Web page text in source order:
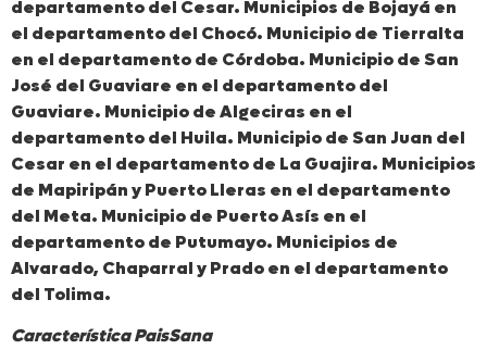
departamento del Cesar. Municipios de Bojayá en
el departamento del Chocó. Municipio de Tierralta
en el departamento de Córdoba. Municipio de San
José del Guaviare en el departamento del
Guaviare. Municipio de Algeciras en el
departamento del Huila. Municipio de San Juan del
Cesar en el departamento de La Guajira. Municipios
de Mapiripán y Puerto Lleras en el departamento
del Meta. Municipio de Puerto Asís en el
departamento de Putumayo. Municipios de
Alvarado, Chaparral y Prado en el departamento
del Tolima.
Característica PaisSana